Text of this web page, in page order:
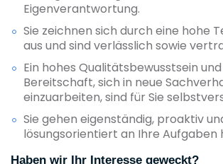
Eigenverantwortung.
Sie zeichnen sich durch eine hohe
aus und sind verlässlich sowie
Ein hohes Qualitätsbewusstsein
Bereitschaft, sich in neue
einzuarbeiten, sind für Sie
Sie gehen eigenständig, proaktiv
lösungsorientiert an Ihre Aufgaben
Haben wir Ihr Interesse geweckt?